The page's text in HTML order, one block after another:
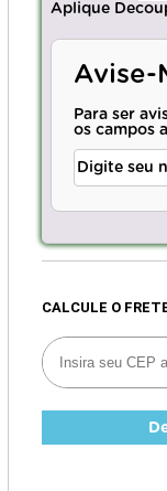
Aplique
Avise-
Para ser
os campos